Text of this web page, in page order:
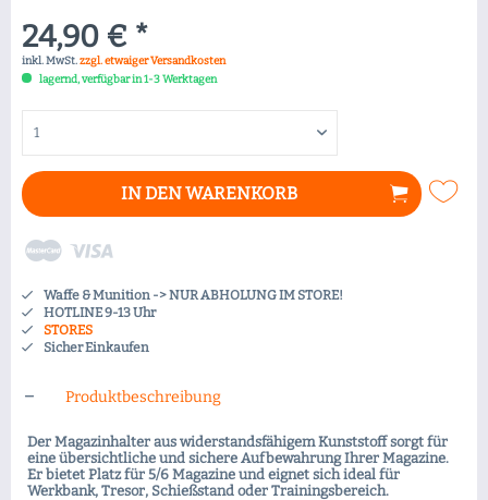
24,90 € *
inkl. MwSt.zzgl. etwaiger Versandkosten
lagernd, verfügbar in 1-3 Werktagen
IN DENWARENKORB
Waffe & Munition -> NUR ABHOLUNG IM STORE!
HOTLINE 9-13 Uhr
STORES
Sicher Einkaufen
Produktbeschreibung
Der Magazinhalter aus widerstandsfähigem Kunststoff sorgt für
eine übersichtliche und sichere Aufbewahrung Ihrer Magazine.
Er bietet Platz für 5/6 Magazine und eignet sich ideal für
Werkbank, Tresor, Schießstand oder Trainingsbereich.